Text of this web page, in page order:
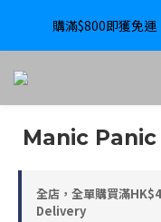
購滿$800即獲免
購滿$800即獲免
International Delivery
購滿$800即獲免
Manic
全店，全單購買滿
Delivery